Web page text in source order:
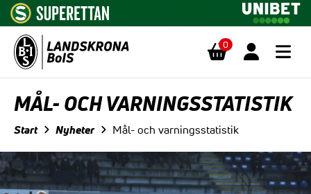
0
MÅL- OCH VARNINGSSTATISTIK
Start Nyheter Mål- och varningsstatistik